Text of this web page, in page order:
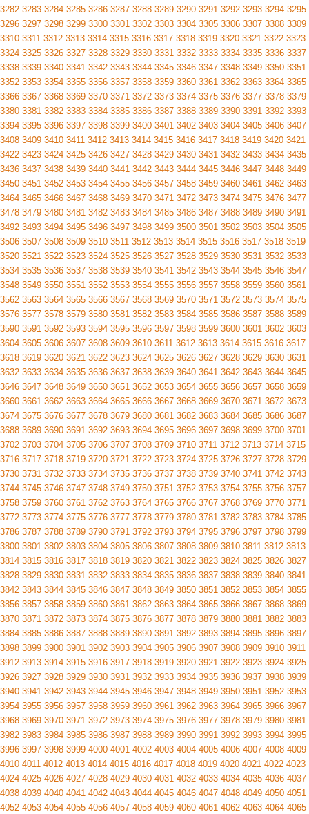
3282 3283 3284 3285 3286 3287 3288 3289 3290 3291 3292 3293 3294 3295
3296 3297 3298 3299 3300 3301 3302 3303 3304 3305 3306 3307 3308 3309
3310 3311 3312 3313 3314 3315 3316 3317 3318 3319 3320 3321 3322 3323
3324 3325 3326 3327 3328 3329 3330 3331 3332 3333 3334 3335 3336 3337
3338 3339 3340 3341 3342 3343 3344 3345 3346 3347 3348 3349 3350 3351
3352 3353 3354 3355 3356 3357 3358 3359 3360 3361 3362 3363 3364 3365
3366 3367 3368 3369 3370 3371 3372 3373 3374 3375 3376 3377 3378 3379
3380 3381 3382 3383 3384 3385 3386 3387 3388 3389 3390 3391 3392 3393
3394 3395 3396 3397 3398 3399 3400 3401 3402 3403 3404 3405 3406 3407
3408 3409 3410 3411 3412 3413 3414 3415 3416 3417 3418 3419 3420 3421
3422 3423 3424 3425 3426 3427 3428 3429 3430 3431 3432 3433 3434 3435
3436 3437 3438 3439 3440 3441 3442 3443 3444 3445 3446 3447 3448 3449
3450 3451 3452 3453 3454 3455 3456 3457 3458 3459 3460 3461 3462 3463
3464 3465 3466 3467 3468 3469 3470 3471 3472 3473 3474 3475 3476 3477
3478 3479 3480 3481 3482 3483 3484 3485 3486 3487 3488 3489 3490 3491
3492 3493 3494 3495 3496 3497 3498 3499 3500 3501 3502 3503 3504 3505
3506 3507 3508 3509 3510 3511 3512 3513 3514 3515 3516 3517 3518 3519
3520 3521 3522 3523 3524 3525 3526 3527 3528 3529 3530 3531 3532 3533
3534 3535 3536 3537 3538 3539 3540 3541 3542 3543 3544 3545 3546 3547
3548 3549 3550 3551 3552 3553 3554 3555 3556 3557 3558 3559 3560 3561
3562 3563 3564 3565 3566 3567 3568 3569 3570 3571 3572 3573 3574 3575
3576 3577 3578 3579 3580 3581 3582 3583 3584 3585 3586 3587 3588 3589
3590 3591 3592 3593 3594 3595 3596 3597 3598 3599 3600 3601 3602 3603
3604 3605 3606 3607 3608 3609 3610 3611 3612 3613 3614 3615 3616 3617
3618 3619 3620 3621 3622 3623 3624 3625 3626 3627 3628 3629 3630 3631
3632 3633 3634 3635 3636 3637 3638 3639 3640 3641 3642 3643 3644 3645
3646 3647 3648 3649 3650 3651 3652 3653 3654 3655 3656 3657 3658 3659
3660 3661 3662 3663 3664 3665 3666 3667 3668 3669 3670 3671 3672 3673
3674 3675 3676 3677 3678 3679 3680 3681 3682 3683 3684 3685 3686 3687
3688 3689 3690 3691 3692 3693 3694 3695 3696 3697 3698 3699 3700 3701
3702 3703 3704 3705 3706 3707 3708 3709 3710 3711 3712 3713 3714 3715
3716 3717 3718 3719 3720 3721 3722 3723 3724 3725 3726 3727 3728 3729
3730 3731 3732 3733 3734 3735 3736 3737 3738 3739 3740 3741 3742 3743
3744 3745 3746 3747 3748 3749 3750 3751 3752 3753 3754 3755 3756 3757
3758 3759 3760 3761 3762 3763 3764 3765 3766 3767 3768 3769 3770 3771
3772 3773 3774 3775 3776 3777 3778 3779 3780 3781 3782 3783 3784 3785
3786 3787 3788 3789 3790 3791 3792 3793 3794 3795 3796 3797 3798 3799
3800 3801 3802 3803 3804 3805 3806 3807 3808 3809 3810 3811 3812 3813
3814 3815 3816 3817 3818 3819 3820 3821 3822 3823 3824 3825 3826 3827
3828 3829 3830 3831 3832 3833 3834 3835 3836 3837 3838 3839 3840 3841
3842 3843 3844 3845 3846 3847 3848 3849 3850 3851 3852 3853 3854 3855
3856 3857 3858 3859 3860 3861 3862 3863 3864 3865 3866 3867 3868 3869
3870 3871 3872 3873 3874 3875 3876 3877 3878 3879 3880 3881 3882 3883
3884 3885 3886 3887 3888 3889 3890 3891 3892 3893 3894 3895 3896 3897
3898 3899 3900 3901 3902 3903 3904 3905 3906 3907 3908 3909 3910 3911
3912 3913 3914 3915 3916 3917 3918 3919 3920 3921 3922 3923 3924 3925
3926 3927 3928 3929 3930 3931 3932 3933 3934 3935 3936 3937 3938 3939
3940 3941 3942 3943 3944 3945 3946 3947 3948 3949 3950 3951 3952 3953
3954 3955 3956 3957 3958 3959 3960 3961 3962 3963 3964 3965 3966 3967
3968 3969 3970 3971 3972 3973 3974 3975 3976 3977 3978 3979 3980 3981
3982 3983 3984 3985 3986 3987 3988 3989 3990 3991 3992 3993 3994 3995
3996 3997 3998 3999 4000 4001 4002 4003 4004 4005 4006 4007 4008 4009
4010 4011 4012 4013 4014 4015 4016 4017 4018 4019 4020 4021 4022 4023
4024 4025 4026 4027 4028 4029 4030 4031 4032 4033 4034 4035 4036 4037
4038 4039 4040 4041 4042 4043 4044 4045 4046 4047 4048 4049 4050 4051
4052 4053 4054 4055 4056 4057 4058 4059 4060 4061 4062 4063 4064 4065